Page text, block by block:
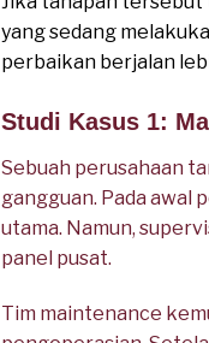
yang sedang
perbaikan berjalan
Studi Kasus 1:
Sebuah perusahaan
gangguan. Pada
utama. Namun,
panel pusat.
Tim maintenance